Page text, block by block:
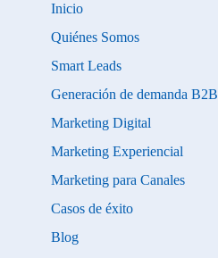
Inicio
Quiénes Somos
Smart Leads
Generación de demanda B2B
Marketing Digital
Marketing Experiencial
Marketing para Canales
Casos de éxito
Blog